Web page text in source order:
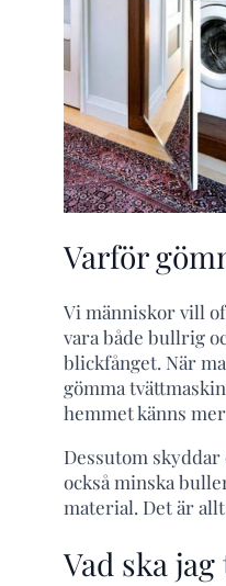
Varför
Vi människor vill
vara både bullrig
blickfånget. När
gömma
hemmet känns
Dessutom
också minska
material. Det är
Vad ska